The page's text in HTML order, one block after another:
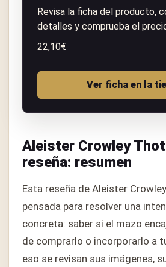
Revisa la ficha del producto,
detalles y comprueba el
22,10€
Ver ficha en la
Aleister Crowley
reseña: resumen
Esta reseña de Aleister
pensada para resolver una
concreta: saber si el mazo
de comprarlo o incorporarlo a
eso se revisan sus imágenes,